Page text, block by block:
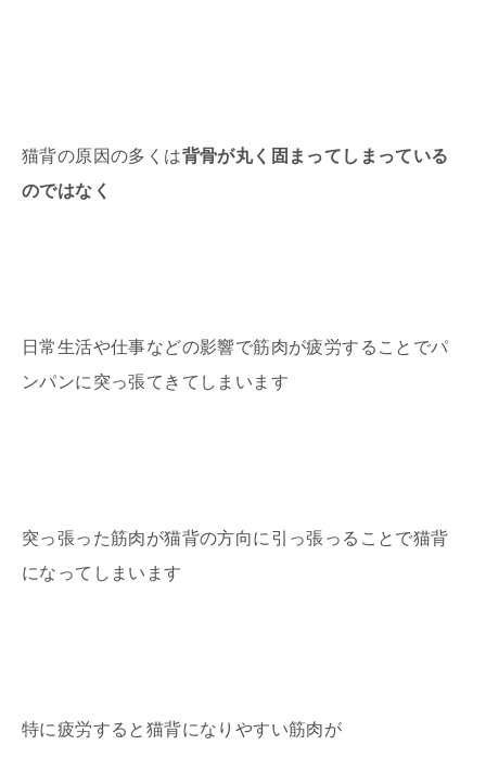
猫背の原因の多くは背骨が丸く固まってしまっている
のではなく
日常生活や仕事などの影響で筋肉が疲労することでパ
ンパンに突っ張てきてしまいます
突っ張った筋肉が猫背の方向に引っ張っることで猫背
になってしまいます
特に疲労すると猫背になりやすい筋肉が